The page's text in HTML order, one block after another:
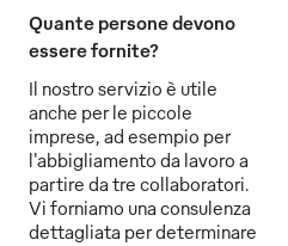
Quante persone devono
essere fornite?
Il nostro servizio è utile
anche per le piccole
imprese, ad esempio per
l'abbigliamento da lavoro a
partire da tre collaboratori.
Vi forniamo una consulenza
dettagliata per determinare